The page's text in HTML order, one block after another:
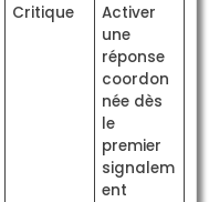
Critique
Activer
une
réponse
coordon
née dès
le
premier
signalem
ent